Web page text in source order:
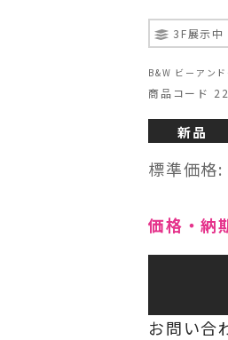
3F展示中
B&W ビーアン
商品コード
新品
標準価格:
価格・納
お問い合